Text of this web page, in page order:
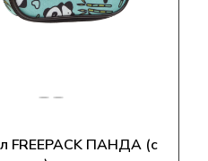
FREEPACK ПАНДА (с